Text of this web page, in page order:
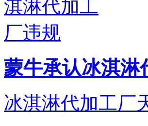
蒙牛承认冰淇淋
冰淇淋代加工厂